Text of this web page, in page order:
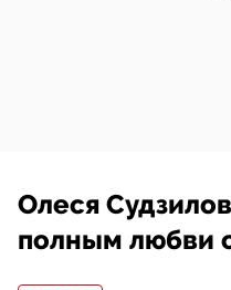
Олеся
полным любви